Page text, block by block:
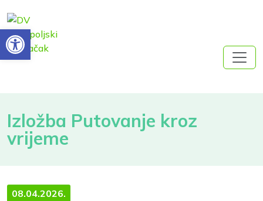
Izložba Putovanje kroz
vrijeme
08.04.2026.
Open toolbar